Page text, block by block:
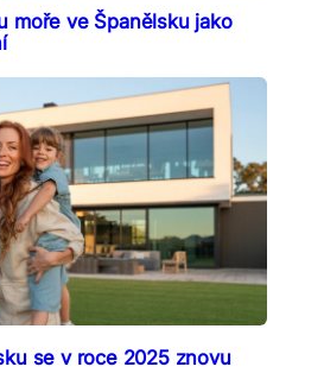
moře ve Španělsku jako
se v roce 2025 znovu